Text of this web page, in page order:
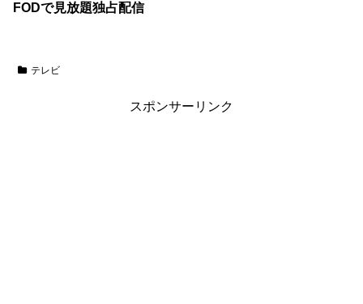
FODで見放題独占配信
テレビ
スポンサーリンク